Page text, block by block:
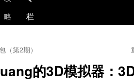
略
栏
（第2期）
的3D模拟器：